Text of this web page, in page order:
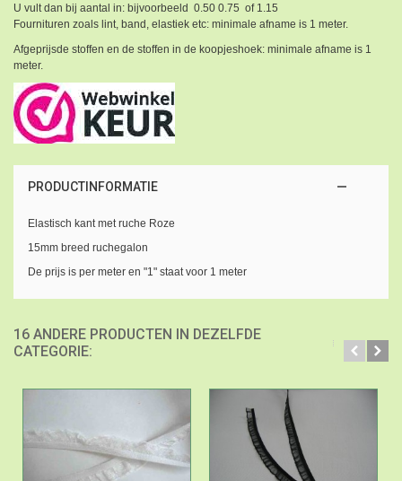
U vult dan bij aantal in: bijvoorbeeld 0.50 0.75 of 1.15
Fournituren zoals lint, band, elastiek etc: minimale afname is 1 meter.
Afgeprijsde stoffen en de stoffen in de koopjeshoek: minimale afname is 1
meter.
PRODUCTINFORMATIE
Elastisch kant met ruche Roze
15mm breed ruchegalon
De prijs is per meter en "1" staat voor 1 meter
16 ANDERE PRODUCTEN IN DEZELFDE
CATEGORIE: